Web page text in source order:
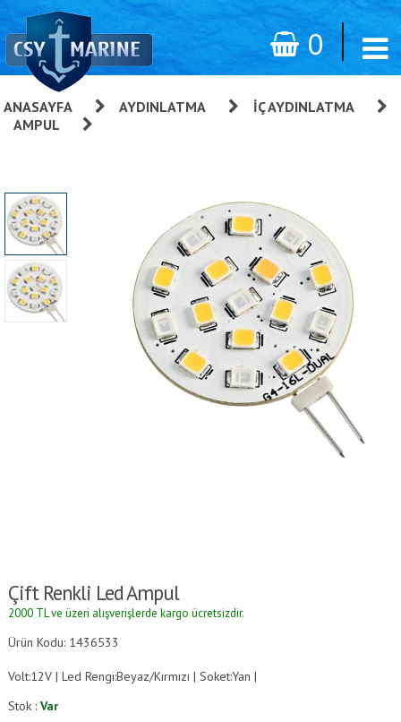
0
ANASAYFA »AYDINLATMA
İÇ AYDINLATMA
AMPUL
Çift Renkli Led Ampul
2000 TL ve üzeri alışverişlerde kargo ücretsizdir.
Ürün Kodu: 1436533
Volt:12V | Led Rengi:Beyaz/Kırmızı | Soket:Yan |
Stok :Var